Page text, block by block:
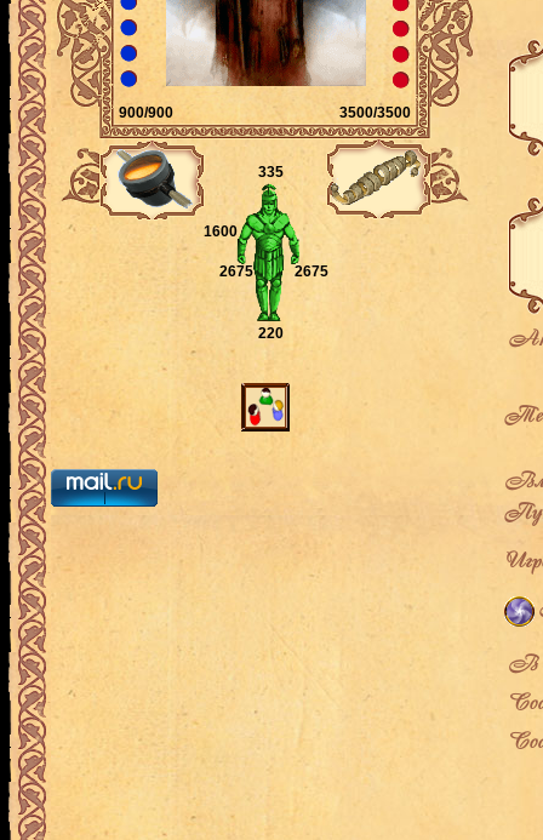
900/900 3500/3500
335
1600
220
2675 2675
В